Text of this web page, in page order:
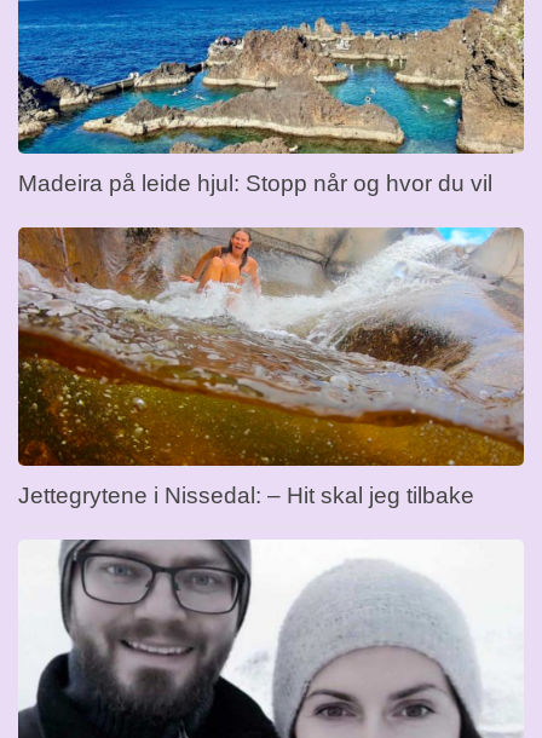
Madeira på leide hjul: Stopp når og hvor du vil
Jettegrytene i Nissedal: – Hit skal jeg tilbake